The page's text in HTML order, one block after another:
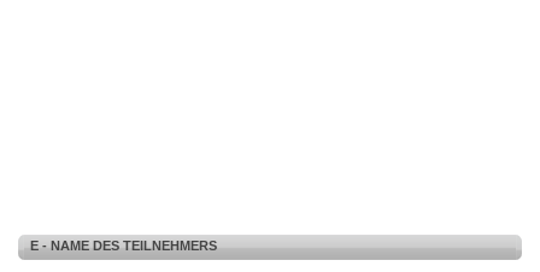
E - NAME DES TEILNEHMERS